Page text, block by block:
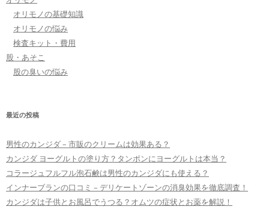
オリモノの基礎知識
オリモノの悩み
検査キット・費用
股・あそこ
股の臭いの悩み
最近の投稿
男性のカンジダ – 市販のクリームは効果ある？
カンジダ ヨーグルトの塗り方？タンポンにヨーグルトは本当？
コラージュフルフル泡石鹸は男性のカンジダにも使える？
インナーブランの口コミ – デリケートゾーンの消臭効果を徹底調査！
カンジダは子供とお風呂でうつる？オムツの症状とお薬を解説！